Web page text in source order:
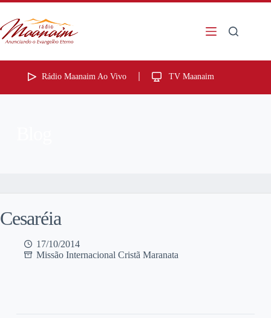
Rádio Maanaim Ao Vivo TV Maanaim
Cesaréia
17/10/2014
Missão Internacional Cristã Maranata